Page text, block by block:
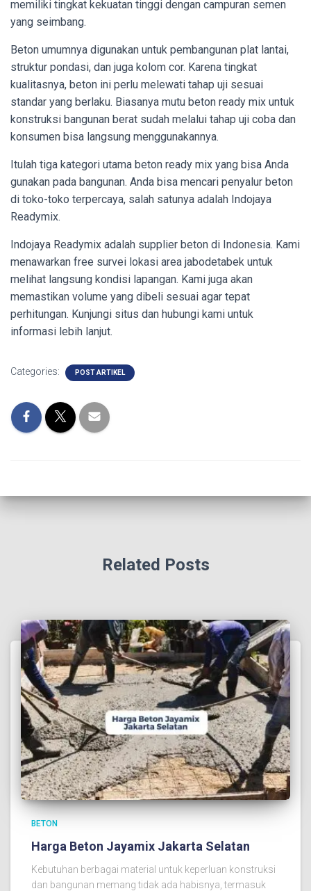
memiliki tingkat kekuatan tinggi dengan campuran semen
yang seimbang.
Beton umumnya digunakan untuk pembangunan plat lantai,
struktur pondasi, dan juga kolom cor. Karena tingkat
kualitasnya, beton ini perlu melewati tahap uji sesuai
standar yang berlaku. Biasanya mutu beton ready mix untuk
konstruksi bangunan berat sudah melalui tahap uji coba dan
konsumen bisa langsung menggunakannya.
Itulah tiga kategori utama beton ready mix yang bisa Anda
gunakan pada bangunan. Anda bisa mencari penyalur beton
di toko-toko terpercaya, salah satunya adalah Indojaya
Readymix.
Indojaya Readymix adalah supplier beton di Indonesia. Kami
menawarkan free survei lokasi area jabodetabek untuk
melihat langsung kondisi lapangan. Kami juga akan
memastikan volume yang dibeli sesuai agar tepat
perhitungan. Kunjungi situs dan hubungi kami untuk
informasi lebih lanjut.
Categories: POST ARTIKEL
Related Posts
BETON
Harga Beton Jayamix Jakarta Selatan
Kebutuhan berbagai material untuk keperluan konstruksi
dan bangunan memang tidak ada habisnya, termasuk